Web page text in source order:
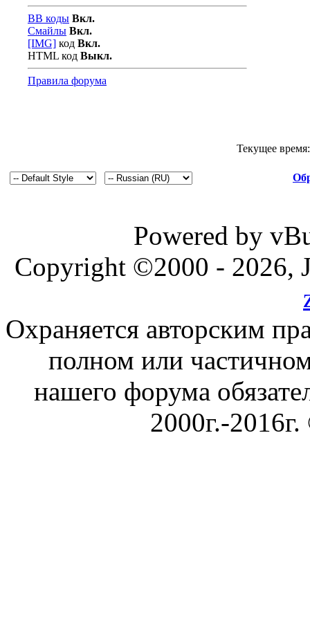
BB коды Вкл.
Смайлы Вкл.
[IMG] код Вкл.
HTML код Выкл.
Правила форума
Текущее
Powered by
Copyright ©2000 - 2026,
Охраняется авторским
полном или
нашего форума
2000г.-